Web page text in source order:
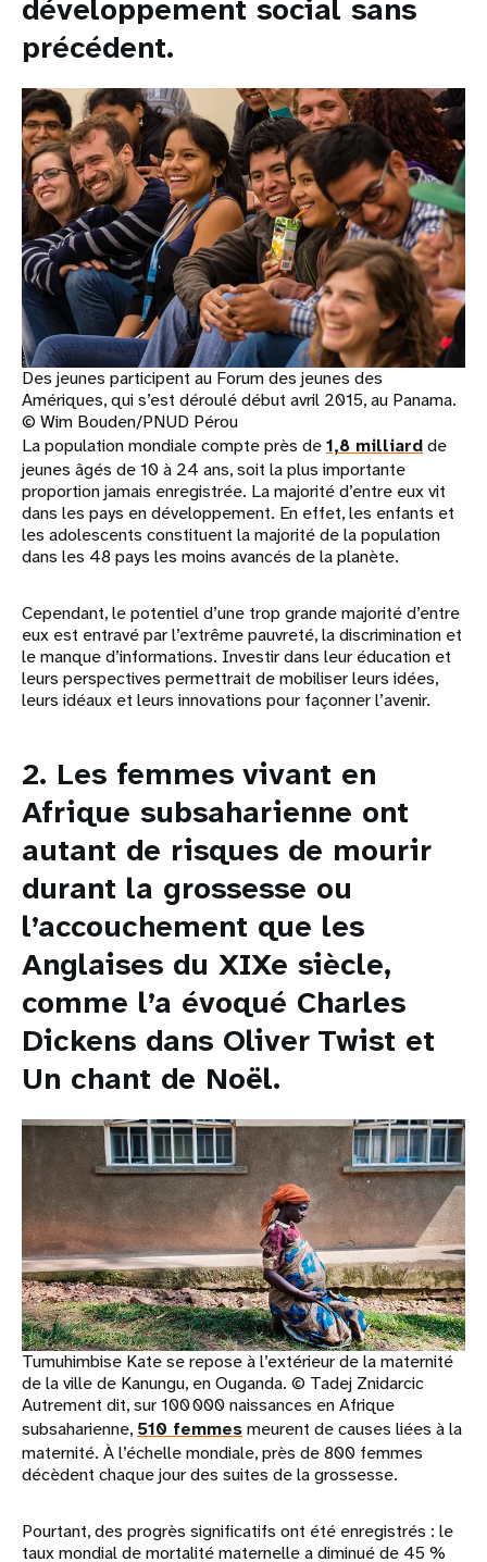
développement social sans
précédent.
Des jeunes participent au Forum des jeunes des
Amériques, qui s’est déroulé début avril 2015, au Panama.
© Wim Bouden/PNUD Pérou
La population mondiale compte près de1,8 milliardde
jeunes âgés de 10 à 24 ans, soit la plus importante
proportion jamais enregistrée. La majorité d’entre eux vit
dans les pays en développement. En effet, les enfants et
les adolescents constituent la majorité de la population
dans les 48 pays les moins avancés de la planète.
Cependant, le potentiel d’une trop grande majorité d’entre
eux est entravé par l’extrême pauvreté, la discrimination et
le manque d’informations. Investir dans leur éducation et
leurs perspectives permettrait de mobiliser leurs idées,
leurs idéaux et leurs innovations pour façonner l’avenir.
2. Les femmes vivant en
Afrique subsaharienne ont
autant de risques de mourir
durant la grossesse ou
l’accouchement que les
Anglaises du XIXe siècle,
comme l’a évoqué Charles
Dickens dans Oliver Twist et
Un chant de Noël.
Tumuhimbise Kate se repose à l’extérieur de la maternité
de la ville de Kanungu, en Ouganda. © Tadej Znidarcic
Autrement dit, sur 100 000 naissances en Afrique
subsaharienne, 510 femmesmeurent de causes liées à la
maternité. À l’échelle mondiale, près de 800 femmes
décèdent chaque jour des suites de la grossesse.
Pourtant, des progrès significatifs ont été enregistrés : le
taux mondial de mortalité maternelle a diminué de 45 %